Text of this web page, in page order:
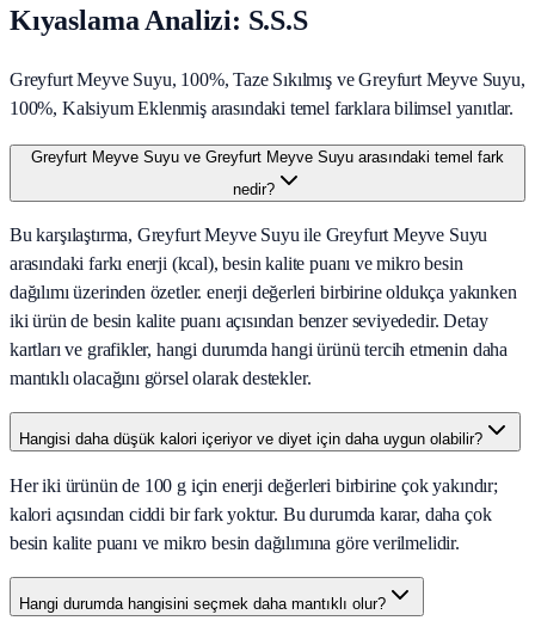
Kıyaslama Analizi: S.S.S
Greyfurt Meyve Suyu, 100%, Taze Sıkılmış ve Greyfurt Meyve Suyu,
100%, Kalsiyum Eklenmiş arasındaki temel farklara bilimsel yanıtlar.
Greyfurt Meyve Suyu ve Greyfurt Meyve Suyu arasındaki temel fark
nedir?
Bu karşılaştırma, Greyfurt Meyve Suyu ile Greyfurt Meyve Suyu
arasındaki farkı enerji (kcal), besin kalite puanı ve mikro besin
dağılımı üzerinden özetler. enerji değerleri birbirine oldukça yakınken
iki ürün de besin kalite puanı açısından benzer seviyededir. Detay
kartları ve grafikler, hangi durumda hangi ürünü tercih etmenin daha
mantıklı olacağını görsel olarak destekler.
Hangisi daha düşük kalori içeriyor ve diyet için daha uygun olabilir?
Her iki ürünün de 100 g için enerji değerleri birbirine çok yakındır;
kalori açısından ciddi bir fark yoktur. Bu durumda karar, daha çok
besin kalite puanı ve mikro besin dağılımına göre verilmelidir.
Hangi durumda hangisini seçmek daha mantıklı olur?